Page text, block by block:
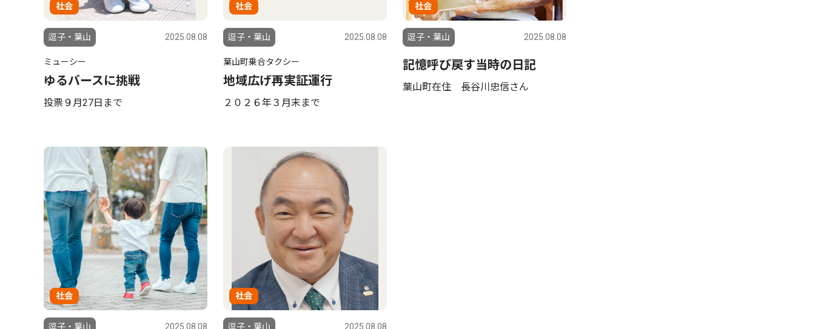
社会
逗子・葉山 2025.08.08
ミューシー
ゆるバースに挑戦
投票９月27日まで
社会
逗子・葉山 2025.08.08
葉山町乗合タクシー
地域広げ再実証運行
２０２６年３月末まで
社会
逗子・葉山 2025.08.08
記憶呼び戻す当時の日記
葉山町在住 長谷川忠信さん
社会
逗子・葉山 2025.08.08
社会
逗子・葉山 2025.08.08